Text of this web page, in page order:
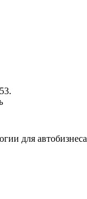
для автобизнеса